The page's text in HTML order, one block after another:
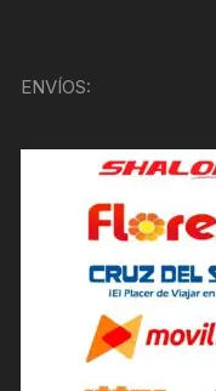
ENVÍOS: